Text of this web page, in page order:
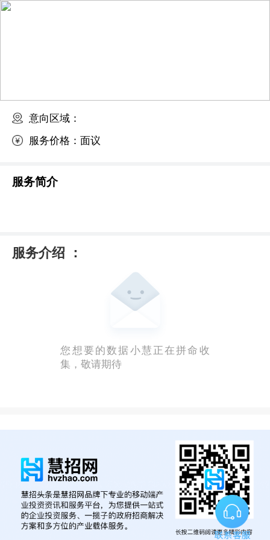
意向区域：
服务价格： 面议
服务简介
服务介绍 ：
您想要的数据小慧正在拼命收
集，敬请期待